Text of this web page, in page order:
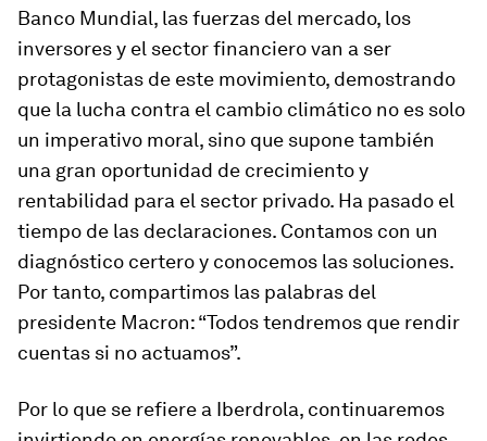
Banco Mundial, las fuerzas del mercado, los
inversores y el sector financiero van a ser
protagonistas de este movimiento, demostrando
que la lucha contra el cambio climático no es solo
un imperativo moral, sino que supone también
una gran oportunidad de crecimiento y
rentabilidad para el sector privado. Ha pasado el
tiempo de las declaraciones. Contamos con un
diagnóstico certero y conocemos las soluciones.
Por tanto, compartimos las palabras del
presidente Macron: “Todos tendremos que rendir
cuentas si no actuamos”.
Por lo que se refiere a Iberdrola, continuaremos